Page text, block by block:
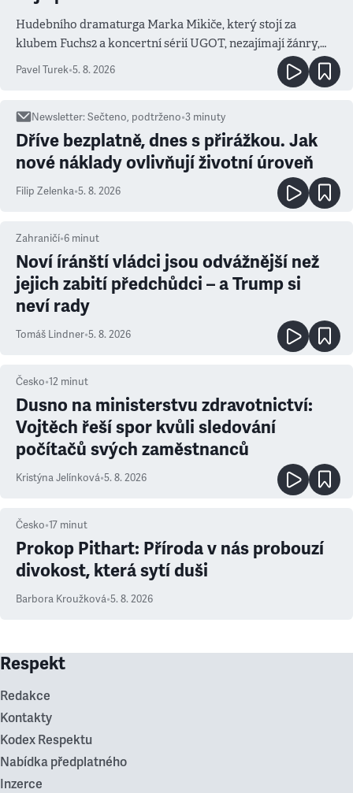
Hudebního dramaturga Marka Mikiče, který stojí za
klubem Fuchs2 a koncertní sérií UGOT, nezajímají žánry,
ale atmosféra
Pavel Turek•5. 8. 2026
Newsletter:Sečteno, podtrženo•3 minuty
Dříve bezplatně, dnes s přirážkou. Jak
nové náklady ovlivňují životní úroveň
Filip Zelenka•5. 8. 2026
Zahraničí•6 minut
Noví íránští vládci jsou odvážnější než
jejich zabití předchůdci – a Trump si
neví rady
Tomáš Lindner•5. 8. 2026
Česko•12 minut
Dusno na ministerstvu zdravotnictví:
Vojtěch řeší spor kvůli sledování
počítačů svých zaměstnanců
Kristýna Jelínková•5. 8. 2026
Česko•17 minut
Prokop Pithart: Příroda v nás probouzí
divokost, která sytí duši
Barbora Kroužková•5. 8. 2026
Respekt
Redakce
Kontakty
Kodex Respektu
Nabídka předplatného
Inzerce